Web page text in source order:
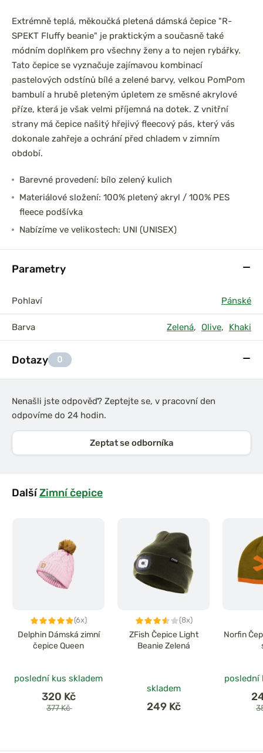
Extrémně teplá, měkoučká pletená dámská čepice "R-
SPEKT Fluffy beanie" je praktickým a současně také
módním doplňkem pro všechny ženy a to nejen rybářky.
Tato čepice se vyznačuje zajímavou kombinací
pastelových odstínů bílé a zelené barvy, velkou PomPom
bambulí a hrubě pleteným úpletem ze směsné akrylové
příze, která je však velmi příjemná na dotek. Z vnitřní
strany má čepice našitý hřejivý fleecový pás, který vás
dokonale zahřeje a ochrání před chladem v zimním
období.
Barevné provedení: bílo zelený kulich
Materiálové složení: 100% pletený akryl / 100% PES
fleece podšívka
Nabízíme ve velikostech: UNI (UNISEX)
Parametry
Pohlaví Pánské
Barva Zelená, Olive, Khaki
Dotazy 0
Nenašli jste odpověď? Zeptejte se, v pracovní den
odpovíme do 24 hodin.
Zeptat se odborníka
DalšíZimní čepice
(6x)
Delphin Dámská zimní
čepice Queen
poslední kus skladem
320 Kč
377 Kč
(8x)
ZFish Čepice Light
Beanie Zelená
skladem
249 Kč
Norfin
poslední